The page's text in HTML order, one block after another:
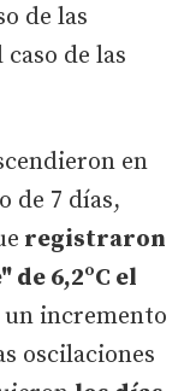
de las
de las
en
de 7 días,
registraron
6,2ºC el
un incremento
oscilaciones